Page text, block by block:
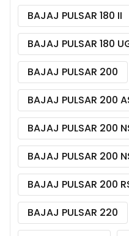
BAJAJ PULSAR 180 II
BAJAJ PULSAR 180
BAJAJ PULSAR 200
BAJAJ PULSAR 200
BAJAJ PULSAR 200
BAJAJ PULSAR 200
BAJAJ PULSAR 200
BAJAJ PULSAR 220